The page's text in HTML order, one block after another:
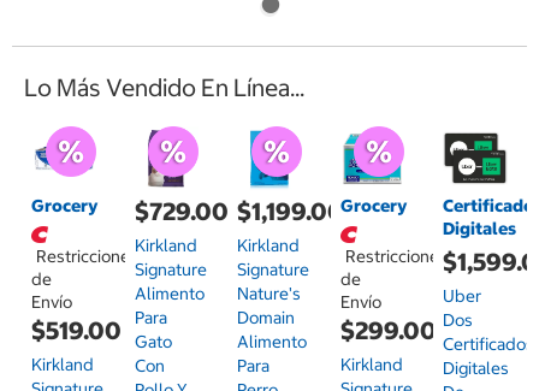
Lo Más Vendido En Línea...
Grocery
Restricciones
de
Envío
$519.00
Kirkland
$729.00
Kirkland
Signature
Alimento
Para
Gato
Con
$1,199.00
Kirkland
Signature
Nature's
Domain
Alimento
Para
Grocery
Restricciones
de
Envío
$299.00
Kirkland
Digitales
Uber
Dos
Certificados
Digitales